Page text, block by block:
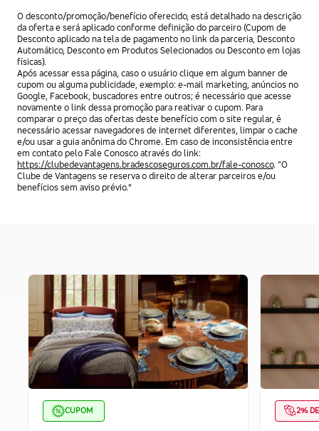
O desconto/promoção/benefício oferecido, está detalhado na descrição
da oferta e será aplicado conforme definição do parceiro (Cupom de
Desconto aplicado na tela de pagamento no link da parceria, Desconto
Automático, Desconto em Produtos Selecionados ou Desconto em lojas
físicas).
Após acessar essa página, caso o usuário clique em algum banner de
cupom ou alguma publicidade, exemplo: e-mail marketing, anúncios no
Google, Facebook, buscadores entre outros; é necessário que acesse
novamente o link dessa promoção para reativar o cupom. Para
comparar o preço das ofertas deste benefício com o site regular, é
necessário acessar navegadores de internet diferentes, limpar o cache
e/ou usar a guia anônima do Chrome. Em caso de inconsistência entre
em contato pelo Fale Conosco através do link:
https://clubedevantagens.bradescoseguros.com.br/fale-conosco. “O
Clube de Vantagens se reserva o direito de alterar parceiros e/ou
benefícios sem aviso prévio."
CUPOM 2%